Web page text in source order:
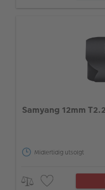
Samyang 12mm
Midlertidig utsolgt